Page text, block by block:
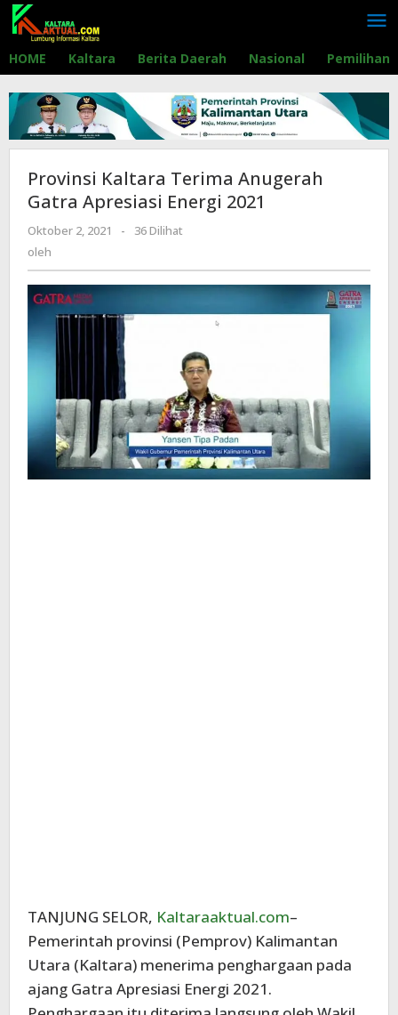
Lewati
konten
HOME Kaltara Berita Daerah Nasional Pemilihan
Provinsi Kaltara Terima Anugerah
Gatra Apresiasi Energi 2021
Oktober 2, 2021 oleh
-
36 Dilihat
oleh
TANJUNG SELOR, Kaltaraaktual.com–
Pemerintah provinsi (Pemprov) Kalimantan
Utara (Kaltara) menerima penghargaan pada
ajang Gatra Apresiasi Energi 2021.